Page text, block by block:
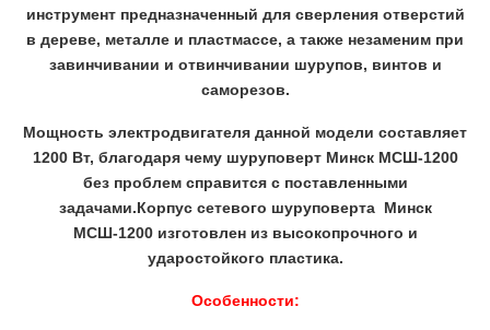
инструмент предназначенный для сверления отверстий
в дереве, металле и пластмассе, а также незаменим при
завинчивании и отвинчивании шурупов, винтов и
саморезов.
Мощность электродвигателя данной модели составляет
1200 Вт, благодаря чему шуруповерт Минск МСШ-1200
без проблем справится с поставленными
задачами.Корпус сетевого шуруповерта Минск
МСШ-1200 изготовлен из высокопрочного и
ударостойкого пластика.
Особенности: